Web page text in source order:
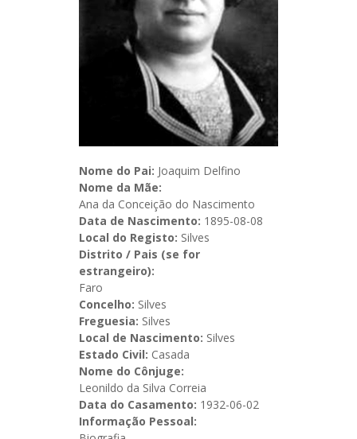
Nome do Pai: Joaquim Delfino
Nome da Mãe:
Ana da Conceição do Nascimento
Data de Nascimento: 1895-08-08
Local do Registo: Silves
Distrito / Pais (se for
estrangeiro):
Faro
Concelho: Silves
Freguesia: Silves
Local de Nascimento: Silves
Estado Civil: Casada
Nome do Cônjuge:
Leonildo da Silva Correia
Data do Casamento: 1932-06-02
Informação Pessoal: